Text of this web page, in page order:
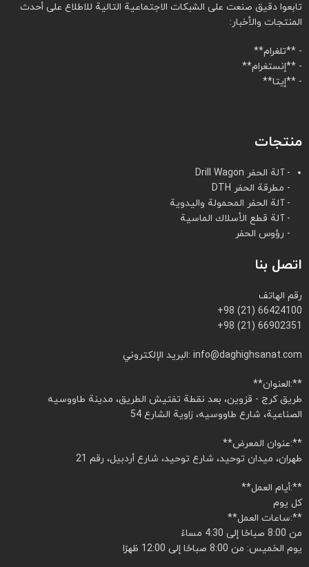
تابعوا دقيق صنعت على الشبكات الاجتماعية التالية للاطلاع على أحدث
المنتجات والأخبار:
- **تلغرام**
- **إنستغرام**
- **إيتا**
منتجات
- آلة الحفر Drill Wagon
- مطرقة الحفر DTH
- آلة الحفر المحمولة واليدوية
- آلة قطع الأسلاك الماسية
- رؤوس الحفر
اتصل بنا
رقم الهاتف
+98 (21) 66424100
+98 (21) 66902351
البريد الإلكتروني: info@daghighsanat.com
**العنوان:**
طريق كرج - قزوين، بعد نقطة تفتيش الطريق، مدينة طاووسيه
الصناعية، شارع طاووسيه، زاوية الشارع 54
**عنوان المعرض:**
طهران، ميدان توحيد، شارع توحيد، شارع أردبيل، رقم 21
**أيام العمل:**
كل يوم
**ساعات العمل:**
من 8:00 صباحًا إلى 4:30 مساءً
يوم الخميس: من 8:00 صباحًا إلى 12:00 ظهرًا